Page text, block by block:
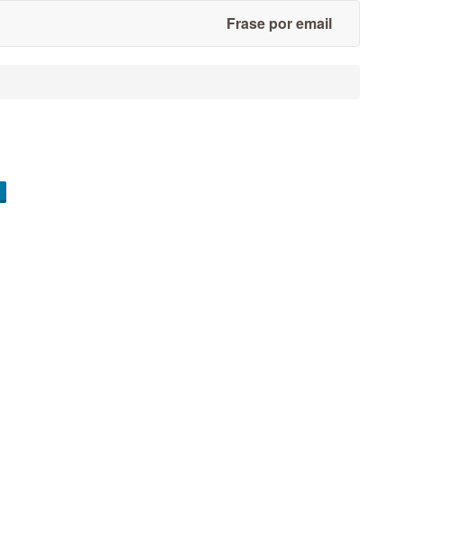
Frase por email